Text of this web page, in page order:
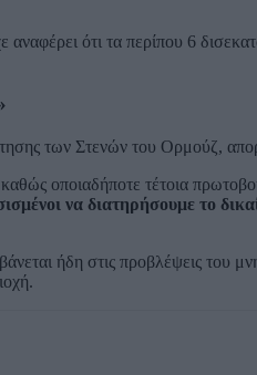
ότι τα περίπου 6
των Στενών του Ορμούζ,
οποιαδήποτε τέτοια
να διατηρήσουμε το
ήδη στις προβλέψεις του